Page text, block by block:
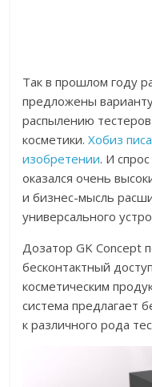
Так в прошлом году
предложены
распылению
косметики.Хобиз
изобретении. И
оказался очень
и бизнес-мысль
универсального
Дозатор GK Concept
бесконтактный
косметическим
система предлагает
к различного рода